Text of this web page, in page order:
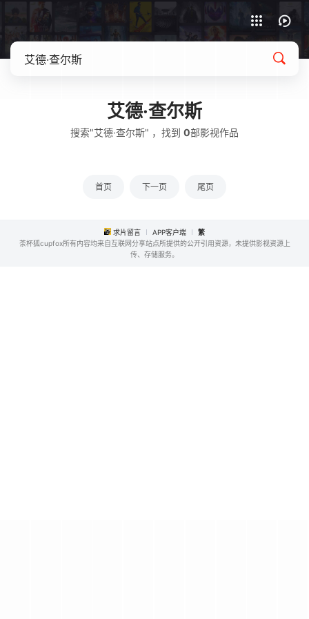
艾德·查尔斯
搜索"艾德·查尔斯" ，找到 0部影视作品
首页 下一页 尾页
求片留言 APP客户端
繁
茶杯狐cupfox所有内容均来自互联网分享站点所提供的公开引用资源，未提供影视资源上
传、存储服务。